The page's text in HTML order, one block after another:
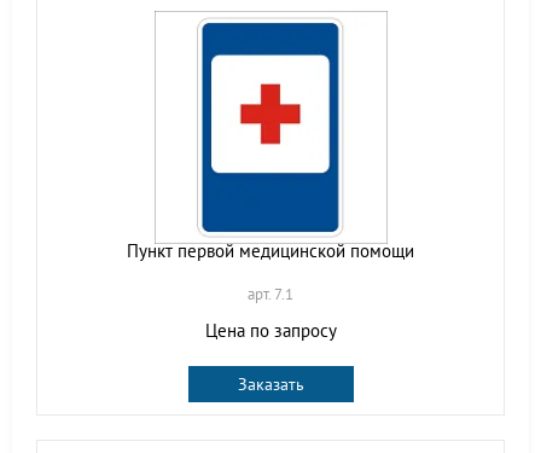
Пункт первой медицинской помощи
арт. 7.1
Цена по запросу
Заказать